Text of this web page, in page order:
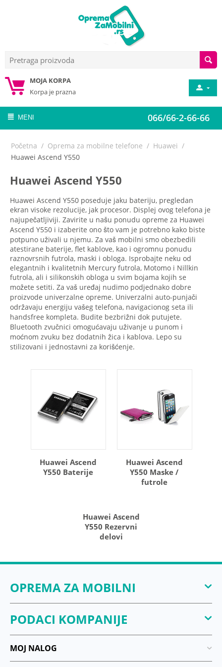
MOJA KORPA
Korpa je prazna
066/66-2-66-66
MENI
Početna / Oprema za mobilne telefone / Huawei /
Huawei Ascend Y550
Huawei Ascend Y550
Huawei Ascend Y550 poseduje jaku bateriju, pregledan
ekran visoke rezolucije, jak procesor. Displej ovog telefona je
najupečatljiviji. Zavirite u našu ponudu opreme za Huawei
Ascend Y550 i izaberite ono što vam je potrebno kako biste
potpuno uživali u njemu. Za vaš mobilni smo obezbedili
atestirane baterije, flet kablove, kao i ogromnu ponudu
raznovrsnih futrola, maski i obloga. Isprobajte neku od
elegantnih i kvalitetnih Mercury futrola, Motomo i Nillkin
futrola, ali i silikonskih obloga u svim bojama kojih se
možete setiti. Za vaš uređaj nudimo podjednako dobre
proizvode univerzalne opreme. Univerzalni auto-punjači
održavaju energiju vašeg telefona, navigacionog seta ili
handsfree kompleta. Budite bezbrižni dok putujete.
Bluetooth zvučnici omogućavaju uživanje u punom i
moćnom zvuku bez dodatnih žica i kablova. Lepo su
stilizovani i jednostavni za korišćenje.
Huawei Ascend
Y550 Baterije
Huawei Ascend
Y550 Maske /
futrole
Huawei Ascend
Y550 Rezervni
delovi
OPREMA ZA MOBILNI
PODACI KOMPANIJE
MOJ NALOG